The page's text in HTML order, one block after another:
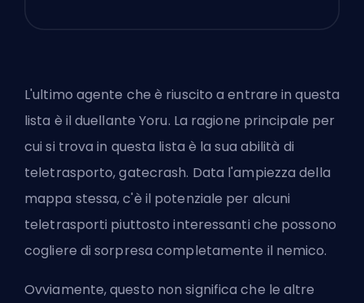
L'ultimo agente che è riuscito a entrare in questa
lista è il duellante Yoru. La ragione principale per
cui si trova in questa lista è la sua abilità di
teletrasporto, gatecrash. Data l'ampiezza della
mappa stessa, c'è il potenziale per alcuni
teletrasporti piuttosto interessanti che possono
cogliere di sorpresa completamente il nemico.
Ovviamente, questo non significa che le altre